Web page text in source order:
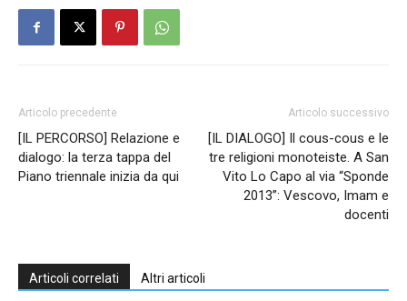
Articolo precedente
[IL PERCORSO] Relazione e
dialogo: la terza tappa del
Piano triennale inizia da qui
Articolo successivo
[IL DIALOGO] Il cous-cous e le
tre religioni monoteiste. A San
Vito Lo Capo al via “Sponde
2013”: Vescovo, Imam e
docenti
Articoli correlati Altri articoli